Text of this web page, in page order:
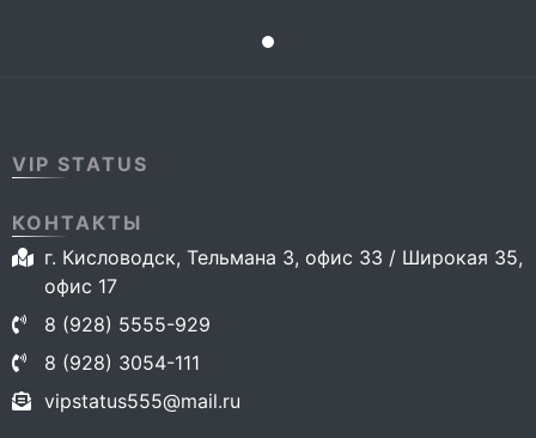
VIP STATUS
КОНТАКТЫ
г. Кисловодск, Тельмана 3, офис 33 / Широкая 35,
офис 17
8 (928) 5555-929
8 (928) 3054-111
vipstatus555@mail.ru